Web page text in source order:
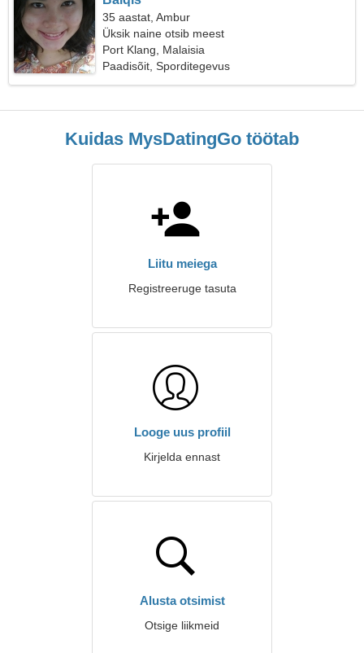
35 aastat, Ambur
Üksik naine otsib meest
Port Klang, Malaisia
Paadisõit, Sporditegevus
Kuidas MysDatingGo töötab
Liitu meiega
Registreeruge tasuta
Looge uus profiil
Kirjelda ennast
Alusta otsimist
Otsige liikmeid